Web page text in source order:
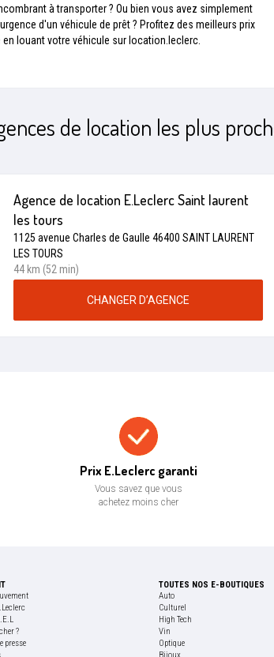
à transporter ? Ou bien vous avez simplement
d'un véhicule de prêt ? Profitez des meilleurs prix
en louant votre véhicule sur location.leclerc.
de location les plus
Agence de location E.Leclerc Saint laurent
les tours
1125 avenue Charles de Gaulle 46400 SAINT LAURENT
LES TOURS
44 km (52 min)
CHANGER D’AGENCE
Prix E.Leclerc garanti
Vous savez que vous
achetez moins cher
?
presse
TOUTES NOS E-BOUTIQUES
Auto
Culturel
High Tech
Vin
Optique